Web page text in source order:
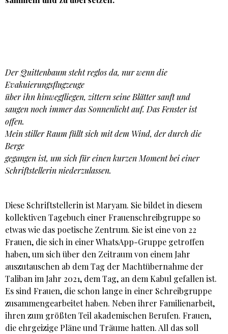
Der Quittenbaum steht reglos da, nur wenn die
Evakuierungsflugzeuge
über ihn hinwegfliegen, zittern seine Blätter sanft und
saugen noch immer das Sonnenlicht auf. Das Fenster ist
offen.
Mein stiller Raum füllt sich mit dem Wind, der durch die
Berge
gegangen ist, um sich für einen kurzen Moment bei einer
Schriftstellerin niederzulassen.
Diese Schriftstellerin ist Maryam. Sie bildet in diesem
kollektiven Tagebuch einer Frauenschreibgruppe so
etwas wie das poetische Zentrum. Sie ist eine von 22
Frauen, die sich in einer WhatsApp-Gruppe getroffen
haben, um sich über den Zeitraum von einem Jahr
auszutauschen ab dem Tag der Machtübernahme der
Taliban im Jahr 2021, dem Tag, an dem Kabul gefallen ist.
Es sind Frauen, die schon lange in einer Schreibgruppe
zusammengearbeitet haben. Neben ihrer Familienarbeit,
ihren zum größten Teil akademischen Berufen. Frauen,
die ehrgeizige Pläne und Träume hatten. All das soll